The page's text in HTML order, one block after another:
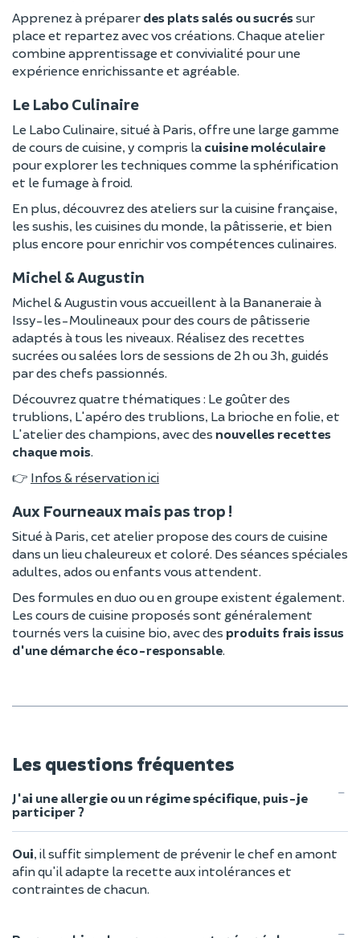
Apprenez à préparer des plats salés ou sucréssur
place et repartez avec vos créations. Chaque atelier
combine apprentissage et convivialité pour une
expérience enrichissante et agréable.
Le Labo Culinaire
Le Labo Culinaire, situé à Paris, offre une large gamme
de cours de cuisine, y compris la cuisine moléculaire
pour explorer les techniques comme la sphérification
et le fumage à froid.
En plus, découvrez des ateliers sur la cuisine française,
les sushis, les cuisines du monde, la pâtisserie, et bien
plus encore pour enrichir vos compétences culinaires.
Michel & Augustin
Michel & Augustin vous accueillent à la Bananeraie à
Issy-les-Moulineaux pour des cours de pâtisserie
adaptés à tous les niveaux. Réalisez des recettes
sucrées ou salées lors de sessions de 2h ou 3h, guidés
par des chefs passionnés.
Découvrez quatre thématiques : Le goûter des
trublions, L'apéro des trublions, La brioche en folie, et
L'atelier des champions, avec des nouvelles recettes
chaque mois
👉 Infos & réservation ici
Aux Fourneaux mais pas trop !
Situé à Paris, cet atelier propose des cours de cuisine
dans un lieu chaleureux et coloré. Des séances spéciales
adultes, ados ou enfants vous attendent.
Des formules en duo ou en groupe existent également.
Les cours de cuisine proposés sont généralement
tournés vers la cuisine bio, avec des produits frais issus
d'une démarche éco-responsable
Les questions fréquentes
J'ai une allergie ou un régime spécifique, puis-je
participer ?
Oui , il suffit simplement de prévenir le chef en amont
afin qu'il adapte la recette aux intolérances et
contraintes de chacun.